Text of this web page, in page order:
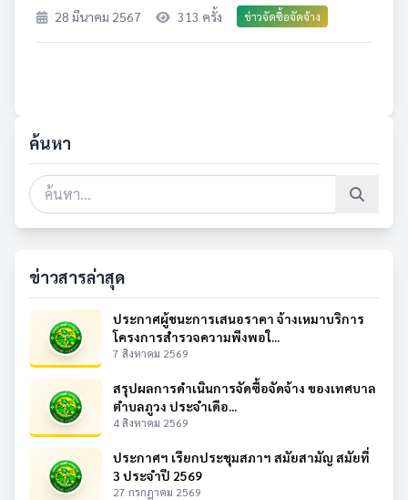
28 มีนาคม 2567 313 ครั้ง ข่าวจัดซื้อจัดจ้าง
ค้นหา
ข่าวสารล่าสุด
ประกาศผู้ชนะการเสนอราคา จ้างเหมาบริการ
โครงการสำรวจความพึงพอใ...
7 สิงหาคม 2569
สรุปผลการดำเนินการจัดซื้อจัดจ้าง ของเทศบาล
ตำบลภูวง ประจำเดือ...
4 สิงหาคม 2569
ประกาศฯ เรียกประชุมสภาฯ สมัยสามัญ สมัยที่
3 ประจำปี 2569
27 กรกฎาคม 2569